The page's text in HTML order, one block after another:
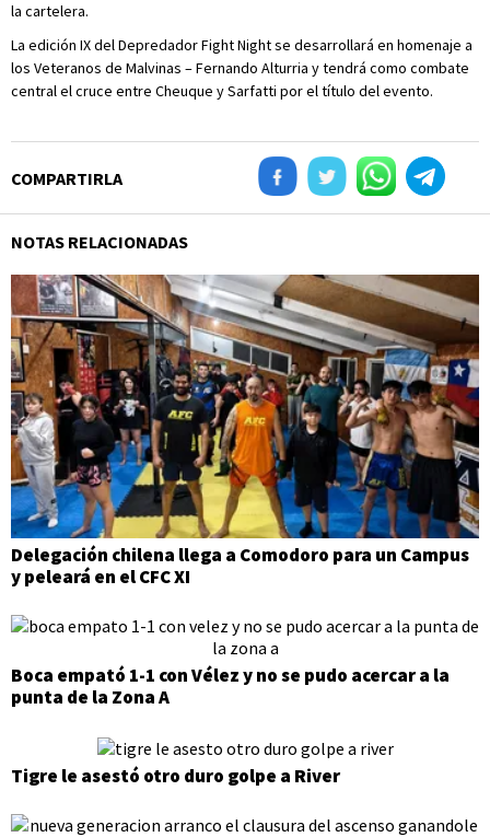
la cartelera.
La edición IX del Depredador Fight Night se desarrollará en homenaje a
los Veteranos de Malvinas – Fernando Alturria y tendrá como combate
central el cruce entre Cheuque y Sarfatti por el título del evento.
COMPARTIRLA
NOTAS RELACIONADAS
Delegación chilena llega a Comodoro para un Campus
y peleará en el CFC XI
Boca empató 1-1 con Vélez y no se pudo acercar a la
punta de la Zona A
Tigre le asestó otro duro golpe a River